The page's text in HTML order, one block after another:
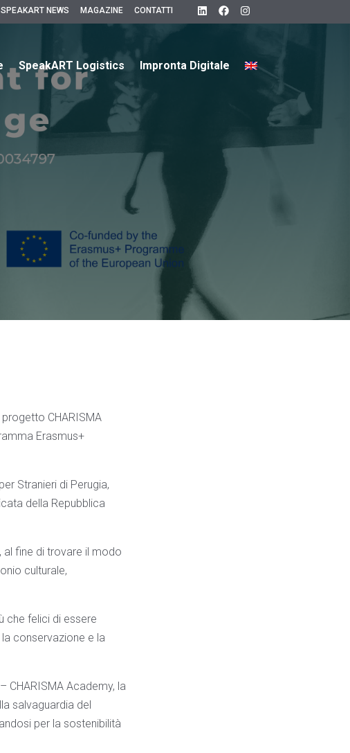
SPEAKART NEWS MAGAZINE CONTATTI
SpeakART Logistics Impronta Digitale
CHARISMA
Erasmus+
Stranieri di Perugia,
della Repubblica
al fine di trovare il modo
culturale,
che felici di essere
conservazione e la
CHARISMA Academy, la
salvaguardia del
per la sostenibilità